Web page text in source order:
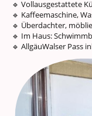
🔹 Vollausgestattete
🔹 Kaffeemaschine,
🔹 Überdachter,
🔹 Im Haus:
🔹 AllgäuWalser Pass